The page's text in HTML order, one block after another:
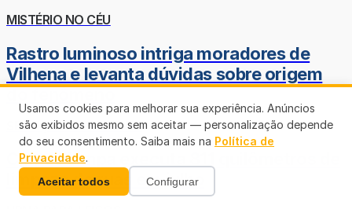
MISTÉRIO NO CÉU
Rastro luminoso intriga moradores de
Vilhena e levanta dúvidas sobre origem
do fenômeno
SERVIÇO PERMANENTE
Cidade Limpa executa 811 quilômetros de
limpeza de ruas em julho
Usamos cookies para melhorar sua experiência. Anúncios
são exibidos mesmo sem aceitar — personalização depende
do seu consentimento. Saiba mais na Política de
Privacidade.
Aceitar todos Configurar